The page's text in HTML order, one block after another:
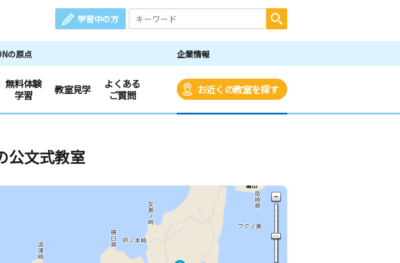
学習中の方
の原点 企業情報
無料体験
学習
教室見学
よくある
ご質問
お近くの教室を探す
公文式教室